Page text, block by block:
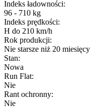
Indeks ładowności:
96 - 710 kg
Indeks prędkości:
H do 210 km/h
Rok produkcji:
Nie starsze niż 20 miesięcy
Stan:
Nowa
Run Flat:
Nie
Rant ochronny:
Nie